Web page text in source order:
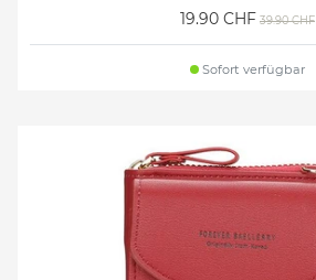
19.90 CHF 39.90 CHF
Sofort verfügbar